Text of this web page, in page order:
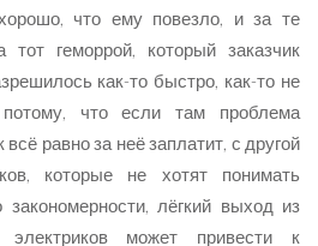
что ему повезло, и за те
геморрой, который заказчик
как-то быстро, как-то не
что если там проблема
равно за неё заплатит, с другой
которые не хотят понимать
закономерности, лёгкий выход из
может привести к